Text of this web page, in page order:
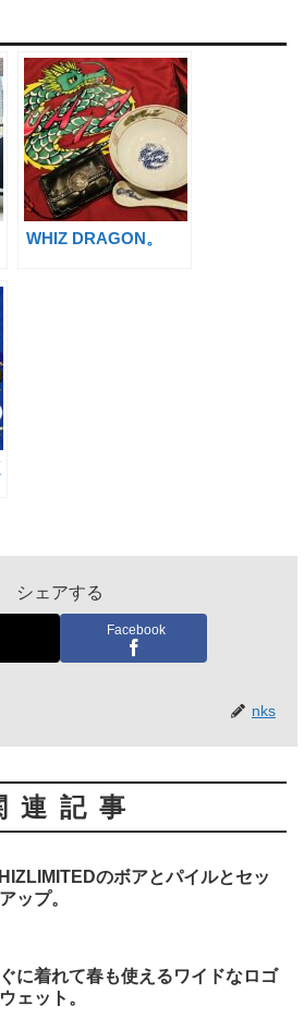
WHIZ DRAGON。
シェアする
Facebook
nks
連記事
のボアとパイルとセッ
アップ。
に着れて春も使えるワイドなロゴ
ェット。